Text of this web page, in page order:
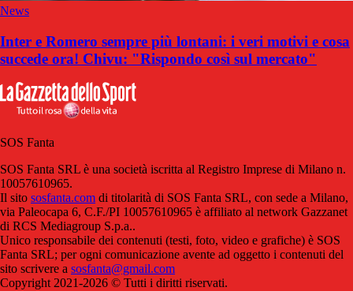
News
Inter e Romero sempre più lontani: i veri motivi e cosa
succede ora! Chivu: "Rispondo così sul mercato"
SOS Fanta
SOS Fanta SRL è una società iscritta al Registro Imprese di Milano n.
10057610965.
Il sito sosfanta.com di titolarità di SOS Fanta SRL, con sede a Milano,
via Paleocapa 6, C.F./PI 10057610965 è affiliato al network Gazzanet
di RCS Mediagroup S.p.a..
Unico responsabile dei contenuti (testi, foto, video e grafiche) è SOS
Fanta SRL; per ogni comunicazione avente ad oggetto i contenuti del
sito scrivere a sosfanta@gmail.com
Copyright 2021-2026 © Tutti i diritti riservati.